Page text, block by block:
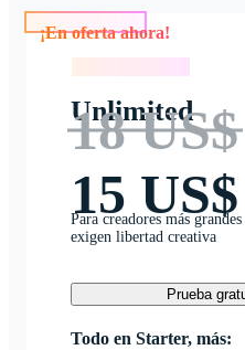
Unlimited
18 US$
15 US$
Para creadores más
exigen libertad creativa
Prueba
Todo en Starter, más: